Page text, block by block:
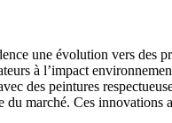
une évolution vers
à l’impact
des peintures
marché. Ces